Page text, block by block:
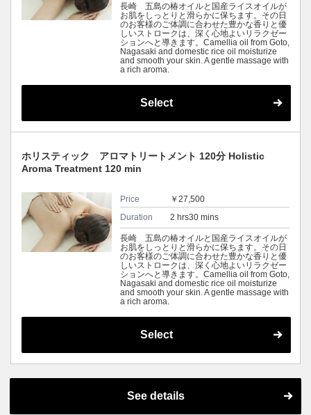
長崎 五島の椿オイルと国産ライスオイルが
お肌をしっとりと滑らかに保ちます。その日
のお客様のご体調に合わせた豊かな香りと優
しいストロークは、深く心地よいリラクゼー
ションへと導きます。Camellia oil from Goto,
Nagasaki and domestic rice oil moisturize
and smooth your skin. A gentle massage with
a rich aroma.
Select
ホリスティック アロマトリートメント 120分 Holistic
Aroma Treatment 120 min
Price
￥27,500
Duration
2 hrs30 mins
長崎 五島の椿オイルと国産ライスオイルが
お肌をしっとりと滑らかに保ちます。その日
のお客様のご体調に合わせた豊かな香りと優
しいストロークは、深く心地よいリラクゼー
ションへと導きます。Camellia oil from Goto,
Nagasaki and domestic rice oil moisturize
and smooth your skin. A gentle massage with
a rich aroma.
Select
See details